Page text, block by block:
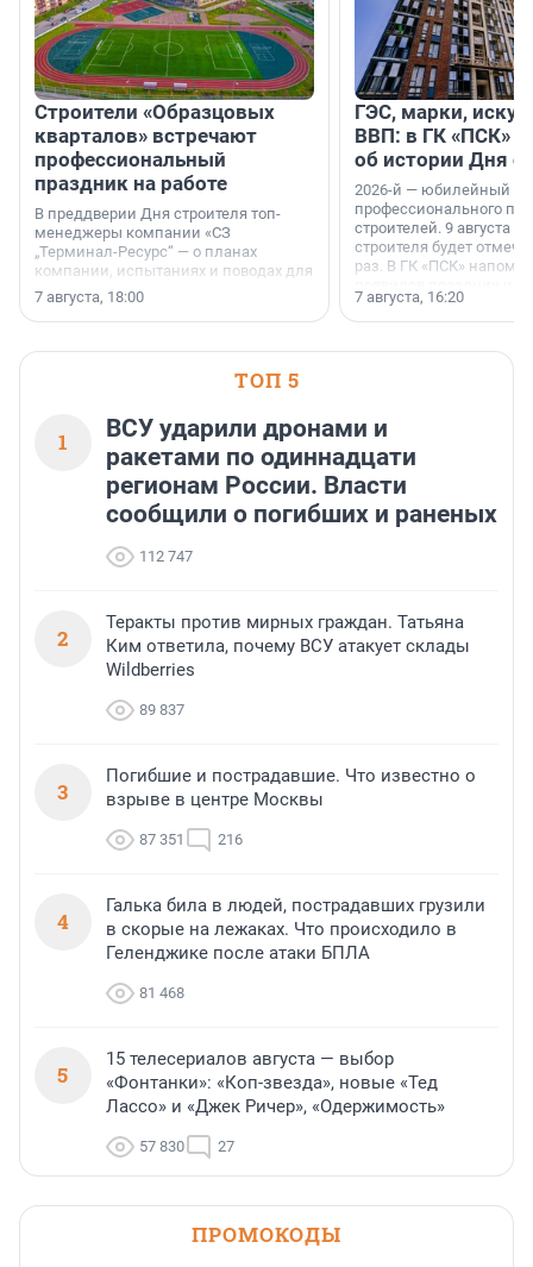
Строители «Образцовых
кварталов» встречают
профессиональный
праздник на работе
В преддверии Дня строителя топ-
менеджеры компании «СЗ
„Терминал-Ресурс“ — о планах
компании, испытаниях и поводах для
осторожного оптимизма.
7 августа, 18:00
ГЭС, марки,
ВВП: в ГК «ПСК»
об истории Дня
2026-й — юбилейный
профессионального
строителей. 9 августа
строителя будет
раз. В ГК «ПСК»
поменялась роль
7 августа, 16:20
ТОП 5
1
ВСУ ударили дронами и
ракетами по одиннадцати
регионам России. Власти
сообщили о погибших и раненых
112 747
2
Теракты против мирных граждан. Татьяна
Ким ответила, почему ВСУ атакует склады
Wildberries
89 837
3
Погибшие и пострадавшие. Что известно о
взрыве в центре Москвы
87 351 216
4
Галька била в людей, пострадавших грузили
в скорые на лежаках. Что происходило в
Геленджике после атаки БПЛА
81 468
5
15 телесериалов августа — выбор
«Фонтанки»: «Коп-звезда», новые «Тед
Лассо» и «Джек Ричер», «Одержимость»
57 830 27
ПРОМОКОДЫ